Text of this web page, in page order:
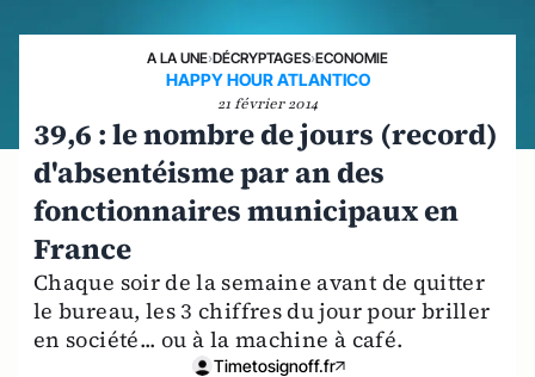
A LA UNE›DÉCRYPTAGES›ECONOMIE
HAPPY HOUR ATLANTICO
21 février 2014
39,6 : le nombre de jours (record)
d'absentéisme par an des
fonctionnaires municipaux en
France
Chaque soir de la semaine avant de quitter
le bureau, les 3 chiffres du jour pour briller
en société... ou à la machine à café.
Timetosignoff.fr